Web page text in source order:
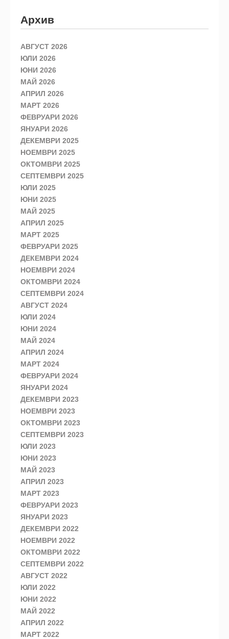
Архив
АВГУСТ 2026
ЮЛИ 2026
ЮНИ 2026
МАЙ 2026
АПРИЛ 2026
МАРТ 2026
ФЕВРУАРИ 2026
ЯНУАРИ 2026
ДЕКЕМВРИ 2025
НОЕМВРИ 2025
ОКТОМВРИ 2025
СЕПТЕМВРИ 2025
ЮЛИ 2025
ЮНИ 2025
МАЙ 2025
АПРИЛ 2025
МАРТ 2025
ФЕВРУАРИ 2025
ДЕКЕМВРИ 2024
НОЕМВРИ 2024
ОКТОМВРИ 2024
СЕПТЕМВРИ 2024
АВГУСТ 2024
ЮЛИ 2024
ЮНИ 2024
МАЙ 2024
АПРИЛ 2024
МАРТ 2024
ФЕВРУАРИ 2024
ЯНУАРИ 2024
ДЕКЕМВРИ 2023
НОЕМВРИ 2023
ОКТОМВРИ 2023
СЕПТЕМВРИ 2023
ЮЛИ 2023
ЮНИ 2023
МАЙ 2023
АПРИЛ 2023
МАРТ 2023
ФЕВРУАРИ 2023
ЯНУАРИ 2023
ДЕКЕМВРИ 2022
НОЕМВРИ 2022
ОКТОМВРИ 2022
СЕПТЕМВРИ 2022
АВГУСТ 2022
ЮЛИ 2022
ЮНИ 2022
МАЙ 2022
АПРИЛ 2022
МАРТ 2022